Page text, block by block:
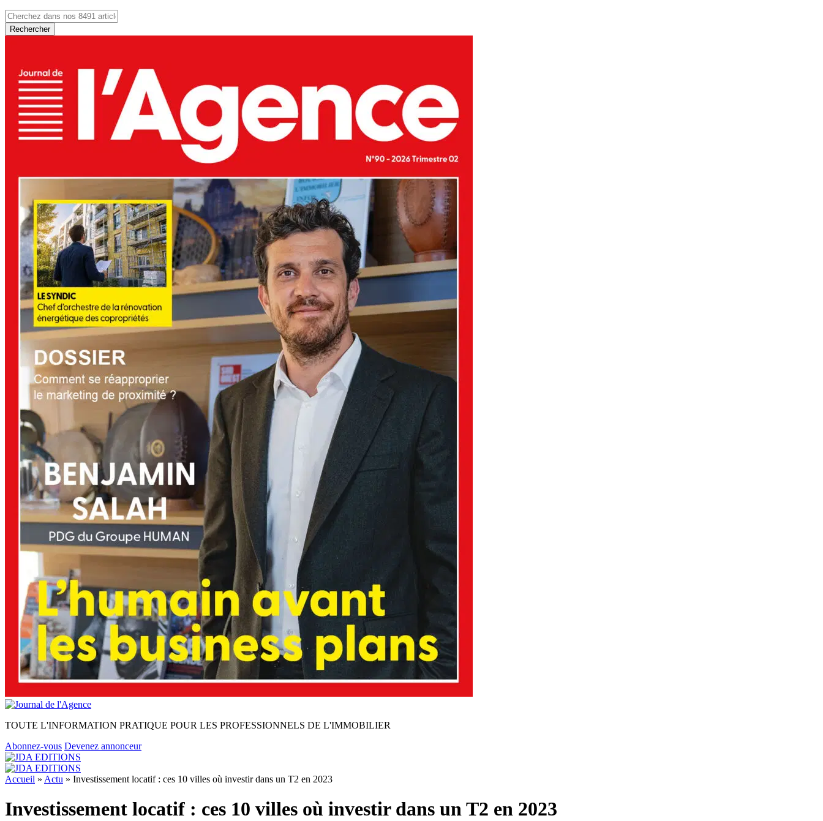
Rechercher
TOUTE L'INFORMATION PRATIQUE POUR LES PROFESSIONNELS DE L'IMMOBILIER
Abonnez-vous Devenez annonceur
Accueil » Actu » Investissement locatif : ces 10 villes où investir dans un T2 en 2023
Investissement locatif : ces 10 villes où investir dans un T2 en 2023